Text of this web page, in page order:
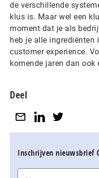
de verschillende
klus is. Maar wel een
moment dat je als
heb je alle ingrediënten
customer experience.
komende jaren dan ook
Deel
Inschrijven nieuwsbrief